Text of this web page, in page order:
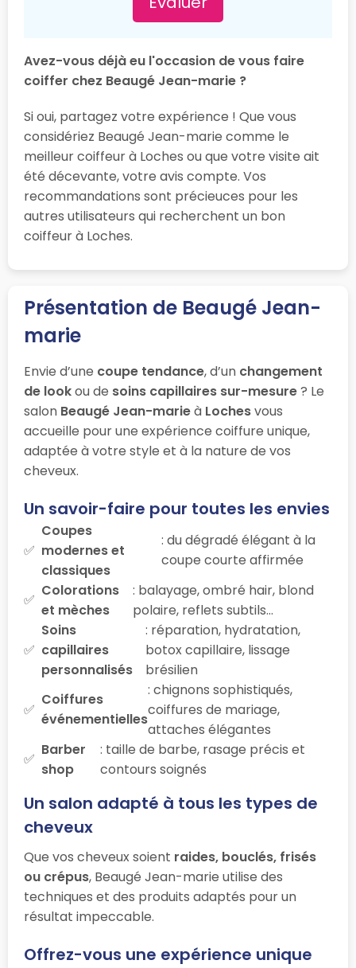
Avez-vous déjà eu l'occasion de vous faire
coiffer chez Beaugé Jean-marie ?
Si oui, partagez votre expérience ! Que vous
considériez Beaugé Jean-marie comme le
meilleur coiffeur à Loches ou que votre visite ait
été décevante, votre avis compte. Vos
recommandations sont précieuces pour les
autres utilisateurs qui recherchent un bon
coiffeur à Loches.
Présentation de Beaugé Jean-
marie
Envie d’une coupe tendance, d’un changement
de lookou de soins capillaires sur-mesure? Le
salon Beaugé Jean-marieà Lochesvous
accueille pour une expérience coiffure unique,
adaptée à votre style et à la nature de vos
cheveux.
Un savoir-faire pour toutes les envies
Coupes
modernes et
classiques
: du dégradé élégant à la
coupe courte affirmée
Colorations
et mèches
: balayage, ombré hair, blond
polaire, reflets subtils…
Soins
capillaires
personnalisés
: réparation, hydratation,
botox capillaire, lissage
brésilien
Coiffures
événementielles
: chignons sophistiqués,
coiffures de mariage,
attaches élégantes
Barber
shop
: taille de barbe, rasage précis et
contours soignés
Un salon adapté à tous les types de
cheveux
Que vos cheveux soient raides, bouclés, frisés
ou crépus, Beaugé Jean-marie utilise des
techniques et des produits adaptés pour un
résultat impeccable.
Offrez-vous une expérience unique